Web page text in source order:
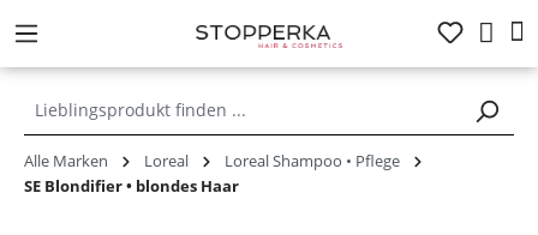
springen
Alle Marken Loreal
Loreal Shampoo • Pflege
SE Blondifier • blondes Haar